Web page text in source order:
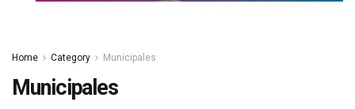
Home Category Municipales
Municipales